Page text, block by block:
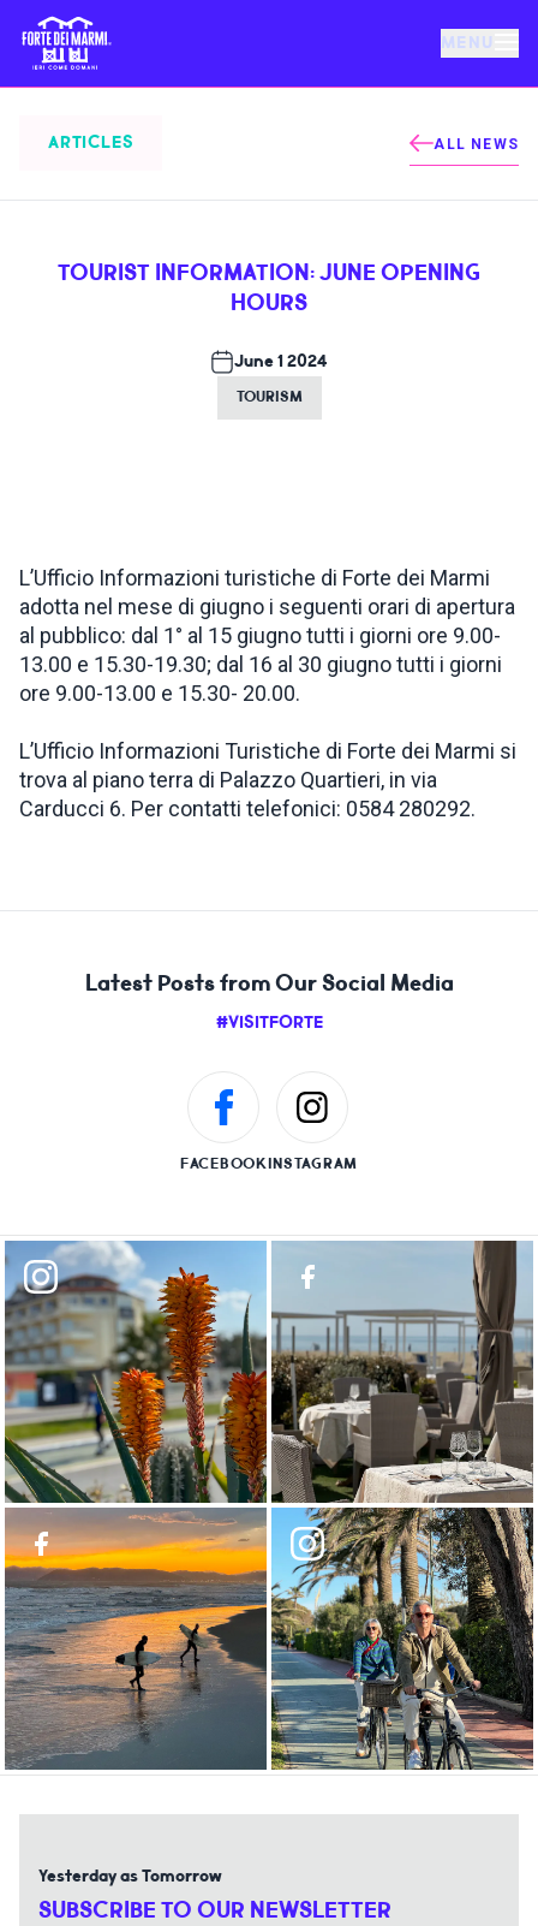
MENU
EVENTS
NEWS
INSPIRATIONS
LIVE WEBCAM
CONTACTS
ARTICLES ALL NEWS
TOURIST INFORMATION: JUNE OPENING
HOURS
June 1 2024
TOURISM
L’Ufficio Informazioni turistiche di Forte dei Marmi
adotta nel mese di giugno i seguenti orari di apertura
al pubblico: dal 1° al 15 giugno tutti i giorni ore 9.00-
13.00 e 15.30-19.30; dal 16 al 30 giugno tutti i giorni
ore 9.00-13.00 e 15.30- 20.00.
L’Ufficio Informazioni Turistiche di Forte dei Marmi si
trova al piano terra di Palazzo Quartieri, in via
Carducci 6. Per contatti telefonici: 0584 280292.
Latest Posts from Our Social Media
#VISITFORTE
FACEBOOKINSTAGRAM
Yesterday as Tomorrow
SUBSCRIBE TO OUR NEWSLETTER